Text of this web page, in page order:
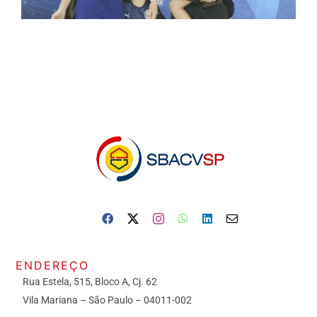
ENDEREÇO
Rua Estela, 515, Bloco A, Cj. 62
Vila Mariana – São Paulo – 04011-002